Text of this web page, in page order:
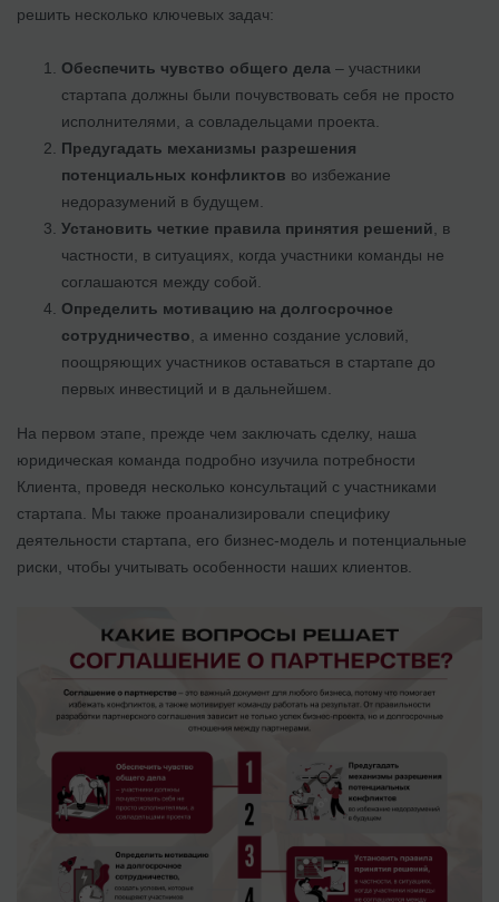
решить несколько ключевых задач:
Обеспечить чувство общего дела – участники
стартапа должны были почувствовать себя не просто
исполнителями, а совладельцами проекта.
Предугадать механизмы разрешения
потенциальных конфликтов во избежание
недоразумений в будущем.
Установить четкие правила принятия решений , в
частности, в ситуациях, когда участники команды не
соглашаются между собой.
Определить мотивацию на долгосрочное
сотрудничество , а именно создание условий,
поощряющих участников оставаться в стартапе до
первых инвестиций и в дальнейшем.
На первом этапе, прежде чем заключать сделку, наша
юридическая команда подробно изучила потребности
Клиента, проведя несколько консультаций с участниками
стартапа. Мы также проанализировали специфику
деятельности стартапа, его бизнес-модель и потенциальные
риски, чтобы учитывать особенности наших клиентов.